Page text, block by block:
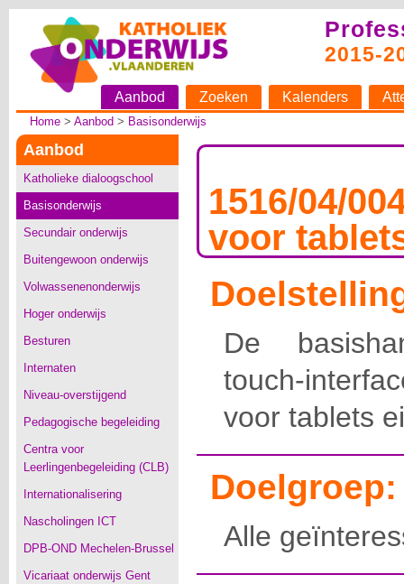
2015-
Aanbod Zoeken Kalenders
Home> Aanbod > Basisonderwijs
Aanbod
Katholieke dialoogschool
Basisonderwijs
Secundair onderwijs
Buitengewoon onderwijs
Volwassenenonderwijs
Hoger onderwijs
Besturen
Internaten
Niveau-overstijgend
Pedagogische begeleiding
Centra voor
Leerlingenbegeleiding (CLB)
Internationalisering
Nascholingen ICT
DPB-OND Mechelen-Brussel
Vicariaat onderwijs Gent
1516/04/
voor
De
touch-
voor tablets
Doelgroep:
Alle